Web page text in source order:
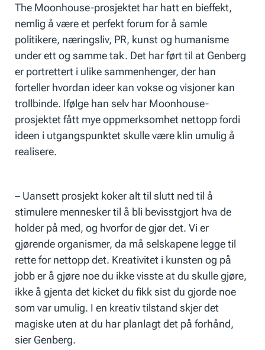
The Moonhouse-prosjektet har hatt en bieffekt,
nemlig å være et perfekt forum for å samle
politikere, næringsliv, PR, kunst og humanisme
under ett og samme tak. Det har ført til at Genberg
er portrettert i ulike sammenhenger, der han
forteller hvordan ideer kan vokse og visjoner kan
trollbinde. Ifølge han selv har Moonhouse-
prosjektet fått mye oppmerksomhet nettopp fordi
ideen i utgangspunktet skulle være klin umulig å
realisere.
– Uansett prosjekt koker alt til slutt ned til å
stimulere mennesker til å bli bevisstgjort hva de
holder på med, og hvorfor de gjør det. Vi er
gjørende organismer, da må selskapene legge til
rette for nettopp det. Kreativitet i kunsten og på
jobb er å gjøre noe du ikke visste at du skulle gjøre,
ikke å gjenta det kicket du fikk sist du gjorde noe
som var umulig. I en kreativ tilstand skjer det
magiske uten at du har planlagt det på forhånd,
sier Genberg.